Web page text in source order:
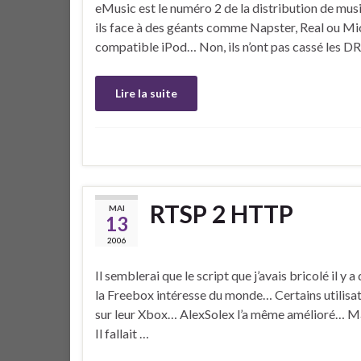
eMusic est le numéro 2 de la distribution de
ils face à des géants comme Napster, Real ou
compatible iPod… Non, ils n’ont pas cassé les
Lire la suite
MAI
13
2006
RTSP 2 HTTP
Il semblerai que le script que j’avais bricolé il y
la Freebox intéresse du monde… Certains
sur leur Xbox… AlexSolex l’a même amélioré…
Il fallait …